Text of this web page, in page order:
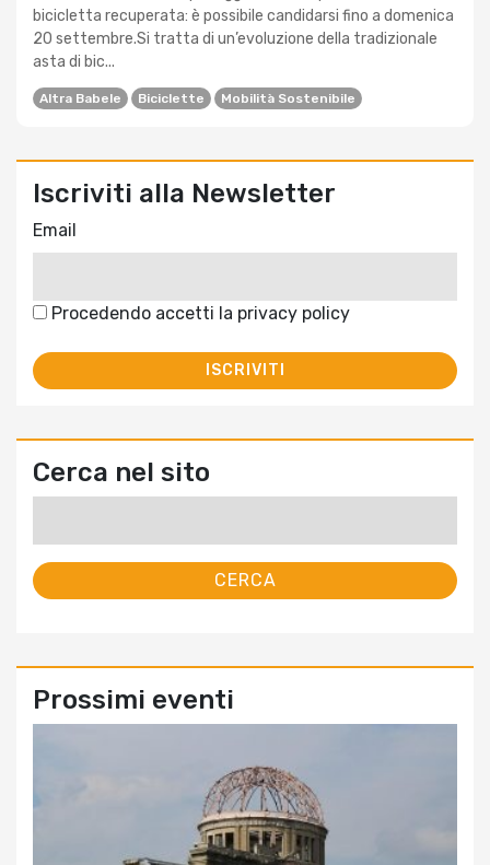
bicicletta recuperata: è possibile candidarsi fino a domenica
20 settembre.Si tratta di un’evoluzione della tradizionale
asta di bic...
Altra Babele Biciclette Mobilità Sostenibile
Iscriviti alla Newsletter
Email
Procedendo accetti la privacy policy
Cerca nel sito
Prossimi eventi